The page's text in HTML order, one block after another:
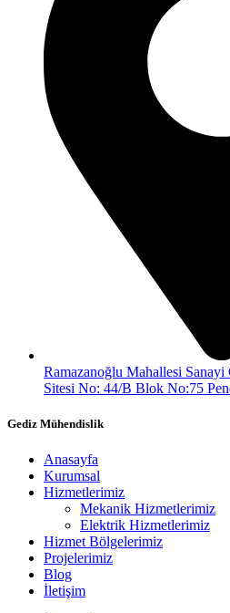
Ramazanoğlu Mahallesi
Sitesi No: 44/B Blok No:75
Gediz Mühendislik
Anasayfa
Kurumsal
Hizmetlerimiz
Mekanik Hizmetlerimiz
Elektrik Hizmetlerimiz
Hizmet Bölgelerimiz
Projelerimiz
Blog
İletişim